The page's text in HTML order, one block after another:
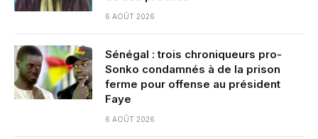
6 AOÛT 2026
Sénégal : trois chroniqueurs pro-
Sonko condamnés à de la prison
ferme pour offense au président
Faye
6 AOÛT 2026